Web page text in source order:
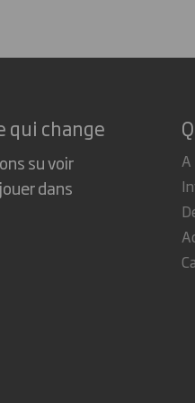
qui change
su voir
dans
A